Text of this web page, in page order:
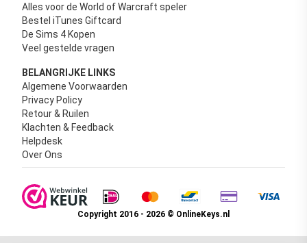
Alles voor de World of Warcraft speler
Bestel iTunes Giftcard
De Sims 4 Kopen
Veel gestelde vragen
BELANGRIJKE LINKS
Algemene Voorwaarden
Privacy Policy
Retour & Ruilen
Klachten & Feedback
Helpdesk
Over Ons
Copyright 2016 - 2026 © OnlineKeys.nl